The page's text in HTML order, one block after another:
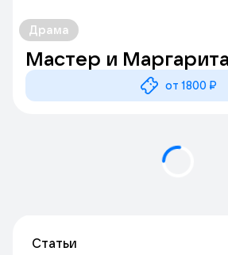
Драма
Мастер и Маргарита
от 1800 ₽
Статьи